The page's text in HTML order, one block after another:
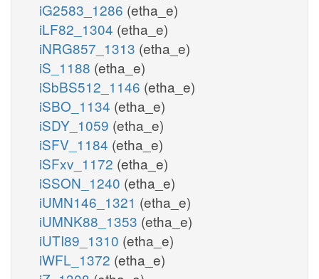
iG2583_1286 (etha_e)
iLF82_1304 (etha_e)
iNRG857_1313 (etha_e)
iS_1188 (etha_e)
iSbBS512_1146 (etha_e)
iSBO_1134 (etha_e)
iSDY_1059 (etha_e)
iSFV_1184 (etha_e)
iSFxv_1172 (etha_e)
iSSON_1240 (etha_e)
iUMN146_1321 (etha_e)
iUMNK88_1353 (etha_e)
iUTI89_1310 (etha_e)
iWFL_1372 (etha_e)